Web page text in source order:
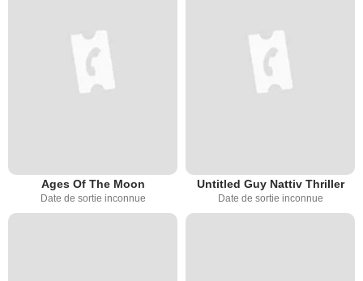
Ages Of The Moon
Date de sortie inconnue
Untitled Guy Nattiv Thriller
Date de sortie inconnue